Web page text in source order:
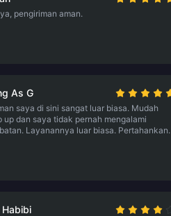
pengiriman aman.
As G
saya di sini sangat luar biasa. Mudah
up dan saya tidak pernah mengalami
Layanannya luar biasa. Pertahankan.
Habibi